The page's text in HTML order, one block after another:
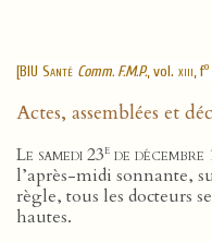
[BIU Santé Comm. F.M.P., vol. xiii, fo
Actes, assemblées et
Le samedi 23e de décembre
l’après-midi sonnante,
règle, tous les docteurs
hautes.